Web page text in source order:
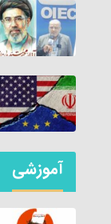
آموزشی